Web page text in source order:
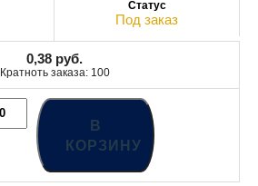
Под заказ
0,38 руб.
Кратноть заказа: 100
В
КОРЗИНУ